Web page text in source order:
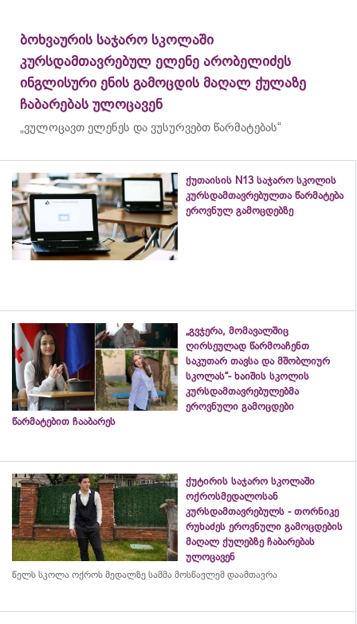
ბოხვაურის საჯარო სკოლაში
კურსდამთავრებულ ელენე არობელიძეს
ინგლისური ენის გამოცდის მაღალ ქულაზე
ჩაბარებას ულოცავენ
„ვულოცავთ ელენეს და ვუსურვებთ წარმატებას“
ქუთაისის N13 საჯარო სკოლის
კურსდამთავრებულთა წარმატება
ეროვნულ გამოცდებზე
„გვჯერა, მომავალშიც
ღირსეულად წარმოაჩენთ
საკუთარ თავსა და მშობლიურ
სკოლას“- ხაიშის სკოლის
კურსდამთავრებულებმა
ეროვნული გამოცდები
წარმატებით ჩააბარეს
ქუტირის საჯარო სკოლაში
ოქროსმედალოსან
კურსდამთავრებულს - თორნიკე
რუხაძეს ეროვნული გამოცდების
მაღალ ქულებზე ჩაბარებას
ულოცავენ
წელს სკოლა ოქროს მედალზე სამმა მოსწავლემ დაამთავრა